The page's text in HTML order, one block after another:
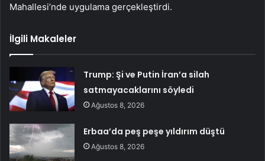
Mahallesi’nde uygulama gerçekleştirdi.
İlgili Makaleler
Trump: Şi ve Putin İran’a silah
satmayacaklarını söyledi
Ağustos 8, 2026
Erbaa’da peş peşe yıldırım düştü
Ağustos 8, 2026